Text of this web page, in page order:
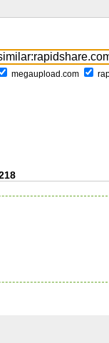
megaupload.com